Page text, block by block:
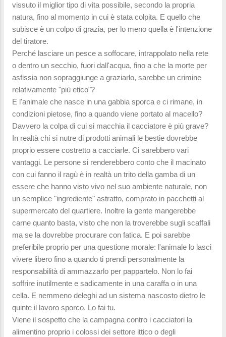
vissuto il miglior tipo di vita possibile, secondo la propria
natura, fino al momento in cui è stata colpita. E quello che
subisce è un colpo di grazia, per lo meno quella è l'intenzione
del tiratore.
Perché lasciare un pesce a soffocare, intrappolato nella rete
o dentro un secchio, fuori dall'acqua, fino a che la morte per
asfissia non sopraggiunge a graziarlo, sarebbe un crimine
relativamente "più etico"?
E l'animale che nasce in una gabbia sporca e ci rimane, in
condizioni pietose, fino a quando viene portato al macello?
Davvero la colpa di cui si macchia il cacciatore è più grave?
In realtà chi si nutre di prodotti animali le bestie dovrebbe
proprio essere costretto a cacciarle. Ci sarebbero vari
vantaggi. Le persone si renderebbero conto che il macinato
con cui fanno il ragù è in realtà un trito della gamba di un
essere che hanno visto vivo nel suo ambiente naturale, non
un semplice "ingrediente" astratto, comprato in pacchetti al
supermercato del quartiere. Inoltre la gente mangerebbe
carne quanto basta, visto che non la troverebbe sugli scaffali
ma se la dovrebbe procurare con fatica. E poi sarebbe
preferibile proprio per una questione morale: l'animale lo lasci
vivere libero fino a quando ti prendi personalmente la
responsabilità di ammazzarlo per pappartelo. Non lo fai
soffrire inutilmente e sadicamente in una caraffa o in una
cella. E nemmeno deleghi ad un sistema nascosto dietro le
quinte il lavoro sporco. Lo fai tu.
Viene il sospetto che la campagna contro i cacciatori la
alimentino proprio i colossi dei settore ittico o degli